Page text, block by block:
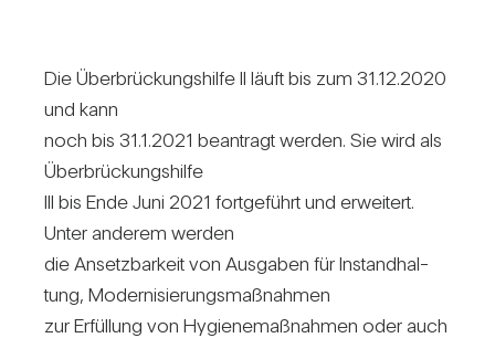
Die Über­brü­ckungs­hilfe II läuft bis zum 31.12.2020
und kann
noch bis 31.1.2021 bean­tragt werden. Sie wird als
Über­brü­ckungs­hilfe
III bis Ende Juni 2021 fort­ge­führt und erwei­tert.
Unter anderem werden
die Ansetz­bar­keit von Aus­gaben für Instand­hal­
tung, Moder­ni­sie­rungs­maß­nahmen
zur Erfül­lung von Hygie­ne­maß­nahmen oder auch